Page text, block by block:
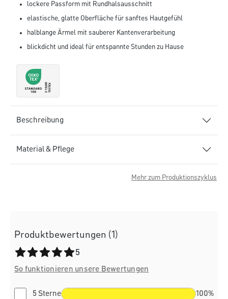
lockere Passform mit Rundhalsausschnitt
elastische, glatte Oberfläche für sanftes Hautgefühl
halblange Ärmel mit sauberer Kantenverarbeitung
blickdicht und ideal für entspannte Stunden zu Hause
Beschreibung
Material & Pflege
Mehr zum Produktionszyklus
Produktbewertungen (1)
Durchschnittliche Bewertung von 5 von 5 Sternen
5
So funktionieren unsere Bewertungen
5 Sterne 100%